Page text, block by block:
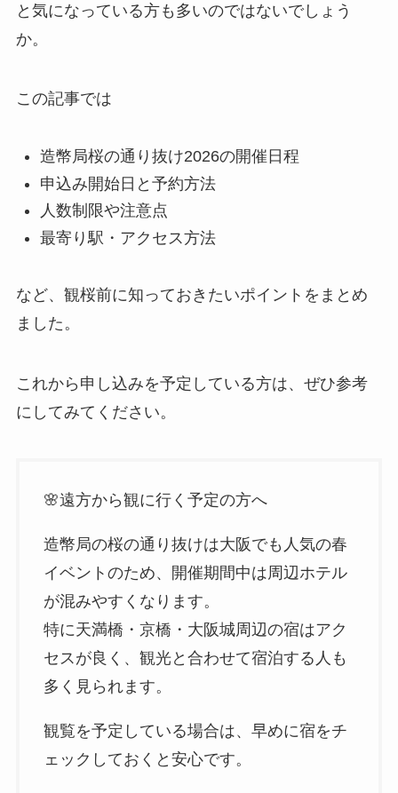
と気になっている方も多いのではないでしょう
か。
この記事では
造幣局桜の通り抜け2026の開催日程
申込み開始日と予約方法
人数制限や注意点
最寄り駅・アクセス方法
など、観桜前に知っておきたいポイントをまとめ
ました。
これから申し込みを予定している方は、ぜひ参考
にしてみてください。
🌸遠方から観に行く予定の方へ
造幣局の桜の通り抜けは大阪でも人気の春
イベントのため、開催期間中は周辺ホテル
が混みやすくなります。
特に天満橋・京橋・大阪城周辺の宿はアク
セスが良く、観光と合わせて宿泊する人も
多く見られます。
観覧を予定している場合は、早めに宿をチ
ェックしておくと安心です。